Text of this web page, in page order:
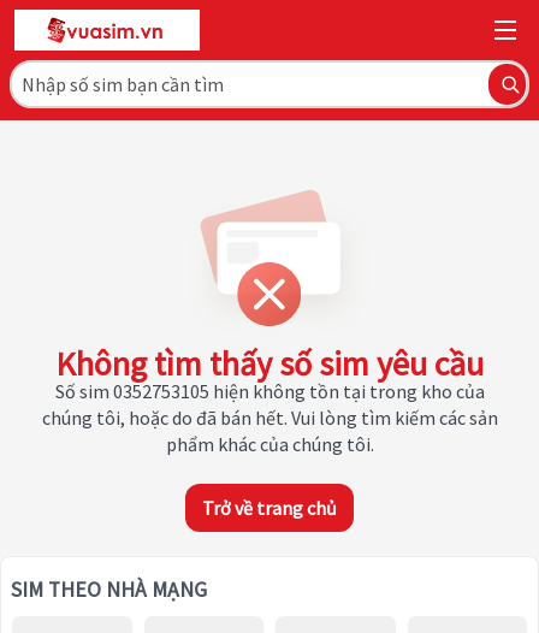
Không tìm thấy số sim yêu cầu
Số sim 0352753105 hiện không tồn tại trong kho của
chúng tôi, hoặc do đã bán hết. Vui lòng tìm kiếm các sản
phẩm khác của chúng tôi.
Trở về trang chủ
SIM THEO NHÀ MẠNG